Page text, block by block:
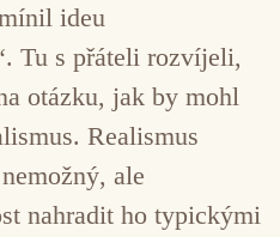
ideu
Tu s přáteli rozvíjeli,
otázku, jak by mohl
Realismus
ale
nahradit ho typickými